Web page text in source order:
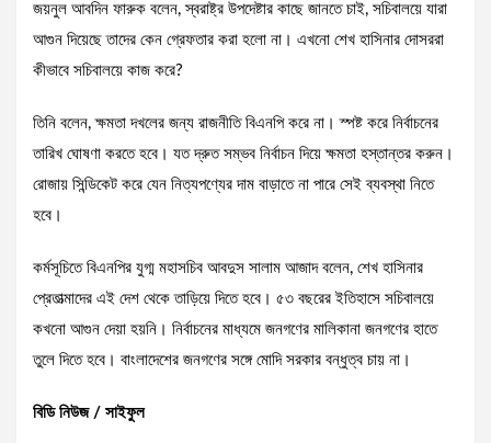
জয়নুল আবদিন ফারুক বলেন, স্বরাষ্ট্র উপদেষ্টার কাছে জানতে চাই, সচিবালয়ে যারা
আগুন দিয়েছে তাদের কেন গ্রেফতার করা হলো না। এখনো শেখ হাসিনার দোসররা
কীভাবে সচিবালয়ে কাজ করে?
তিনি বলেন, ক্ষমতা দখলের জন্য রাজনীতি বিএনপি করে না। স্পষ্ট করে নির্বাচনের
তারিখ ঘোষণা করতে হবে। যত দ্রুত সম্ভব নির্বাচন দিয়ে ক্ষমতা হস্তান্তর করুন।
রোজায় সিন্ডিকেট করে যেন নিত্যপণ্যের দাম বাড়াতে না পারে সেই ব্যবস্থা নিতে
হবে।
কর্মসূচিতে বিএনপির যুগ্ম মহাসচিব আবদুস সালাম আজাদ বলেন, শেখ হাসিনার
প্রেতাত্মাদের এই দেশ থেকে তাড়িয়ে দিতে হবে। ৫৩ বছরের ইতিহাসে সচিবালয়ে
কখনো আগুন দেয়া হয়নি। নির্বাচনের মাধ্যমে জনগণের মালিকানা জনগণের হাতে
তুলে দিতে হবে। বাংলাদেশের জনগণের সঙ্গে মোদি সরকার বন্ধুত্ব চায় না।
বিডি নিউজ / সাইফুল